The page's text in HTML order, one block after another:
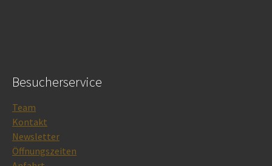
Besucherservice
Team
Kontakt
Newsletter
Öffnungszeiten